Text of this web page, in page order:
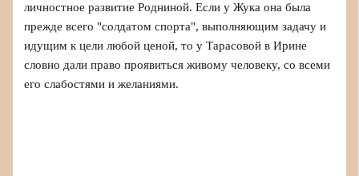
личностное развитие Родниной. Если у Жука она была
прежде всего "солдатом спорта", выполняющим задачу и
идущим к цели любой ценой, то у Тарасовой в Ирине
словно дали право проявиться живому человеку, со всеми
его слабостями и желаниями.